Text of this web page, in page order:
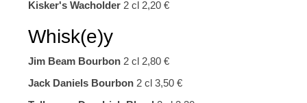
Kisker's Wacholder 2 cl 2,20 €
Whisk(e)y
Jim Beam Bourbon 2 cl 2,80 €
Jack Daniels Bourbon 2 cl 3,50 €